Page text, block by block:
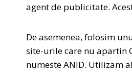
agent de publicitate.
De asemenea, folosim
site-urile care nu apartin
numeste ANID. Utilizam